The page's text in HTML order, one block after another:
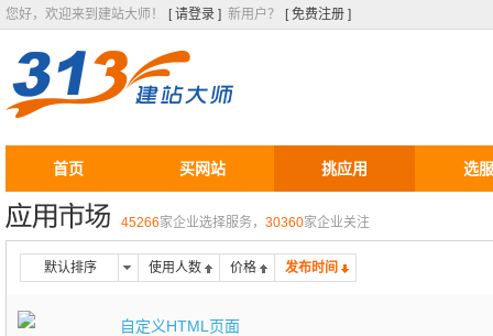
您好，欢迎来到建站大师！ [ 请登录 ] 新用户？ [ 免费注册 ]
首页 买网站 挑应用 选
45266家企业选择服务， 30360家企业关注
默认排序 使用人数 价格 发布时间
自定义HTML页面